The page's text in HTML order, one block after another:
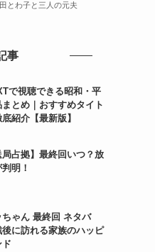
とわ子と三人の元夫
事
で視聴できる昭和・平
まとめ｜おすすめタイト
紹介【最新版】
局占拠】最終回いつ？放
明！
ちゃん 最終回 ネタバ
後に訪れる家族のハッピ
ド